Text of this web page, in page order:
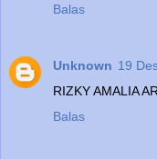
Balas
Unknown 19
RIZKY AMALIA
Balas